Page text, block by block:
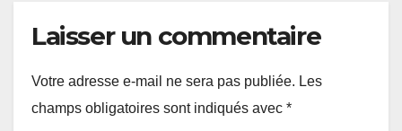
Laisser un commentaire
Votre adresse e-mail ne sera pas publiée. Les
champs obligatoires sont indiqués avec *